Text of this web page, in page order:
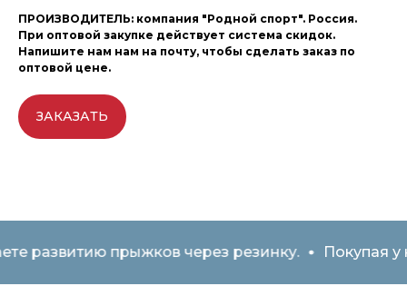
ПРОИЗВОДИТЕЛЬ: компания "Родной спорт". Россия.
При оптовой закупке действует система скидок.
Напишите нам нам на почту, чтобы сделать заказ по
оптовой цене.
ЗАКАЗАТЬ
развитию прыжков через резинку. Покупая у